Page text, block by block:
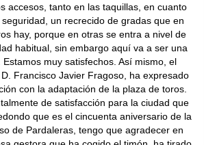
accesos, tanto en las taquillas, en cuanto
un recrecido de gradas que en
hay, porque en otras se entra a nivel de
habitual, sin embargo aquí va a ser una
muy satisfechos. Así mismo, el
Francisco Javier Fragoso, ha expresado
con la adaptación de la plaza de toros.
de satisfacción para la ciudad que
que es el cincuenta aniversario de la
de Pardaleras, tengo que agradecer en